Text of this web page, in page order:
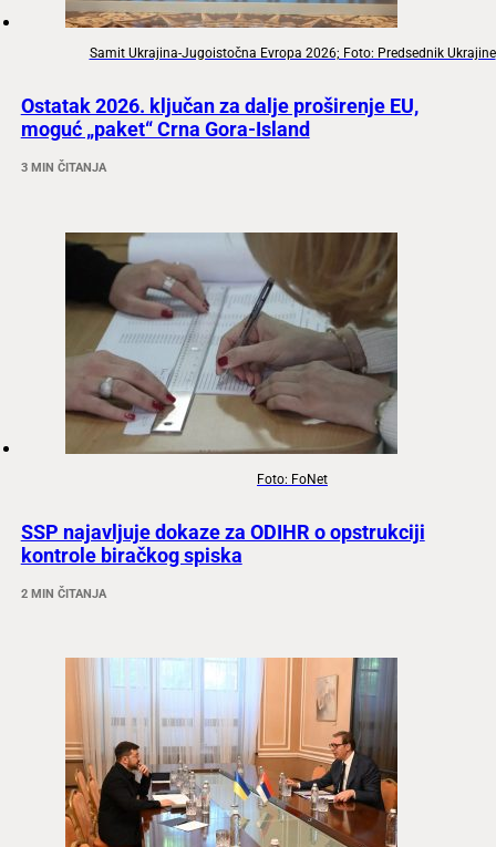
Samit Ukrajina-Jugoistočna Evropa 2026; Foto: Predsednik Ukrajine
Ostatak 2026. ključan za dalje proširenje EU,
moguć „paket“ Crna Gora-Island
3 MIN ČITANJA
Foto: FoNet
SSP najavljuje dokaze za ODIHR o opstrukciji
kontrole biračkog spiska
2 MIN ČITANJA